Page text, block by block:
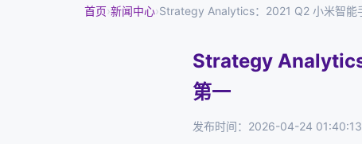
首页›新闻中心›Strategy Analytics：2021 Q2 小米智能
Strategy Analytics
第一
发布时间：2026-04-24 01:40:13